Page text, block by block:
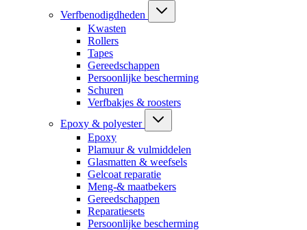
Verfbenodigdheden
Kwasten
Rollers
Tapes
Gereedschappen
Persoonlijke bescherming
Schuren
Verfbakjes & roosters
Epoxy & polyester
Epoxy
Plamuur & vulmiddelen
Glasmatten & weefsels
Gelcoat reparatie
Meng-& maatbekers
Gereedschappen
Reparatiesets
Persoonlijke bescherming